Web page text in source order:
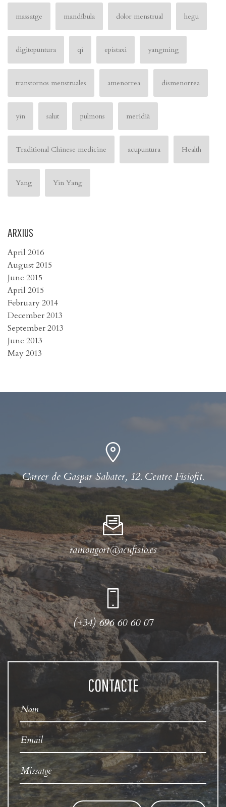
massatge mandíbula dolor menstrual hegu
digitopuntura qi epistaxi yangming
transtornos menstruales amenorrea dismenorrea
yin salut pulmons meridià
Traditional Chinese medicine acupuntura Health
Yang Yin Yang
ARXIUS
April 2016
August 2015
June 2015
April 2015
February 2014
December 2013
September 2013
June 2013
May 2013
Carrer de Gaspar Sabater, 12. Centre Fisiofit.
ramongort@acufisio.es
(+34) 696 60 60 07
CONTACTE